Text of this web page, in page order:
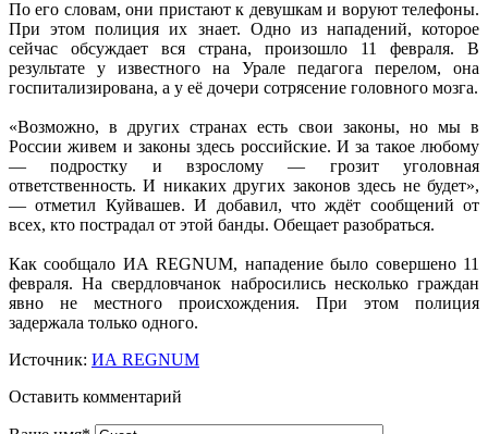
По его словам, они пристают к девушкам и воруют телефоны.
При этом полиция их знает. Одно из нападений, которое
сейчас обсуждает вся страна, произошло 11 февраля. В
результате у известного на Урале педагога перелом, она
госпитализирована, а у её дочери сотрясение головного мозга.
«Возможно, в других странах есть свои законы, но мы в
России живем и законы здесь российские. И за такое любому
— подростку и взрослому — грозит уголовная
ответственность. И никаких других законов здесь не будет»,
— отметил Куйвашев. И добавил, что ждёт сообщений от
всех, кто пострадал от этой банды. Обещает разобраться.
Как сообщало ИА REGNUM, нападение было совершено 11
февраля. На свердловчанок набросились несколько граждан
явно не местного происхождения. При этом полиция
задержала только одного.
Источник: ИА REGNUM
Оставить комментарий